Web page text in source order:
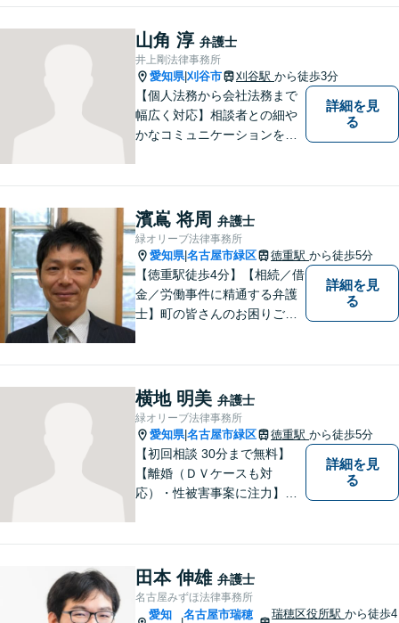
サービスを提供。【駐車場完
備】
山角 淳 弁護士
井上剛法律事務所
愛知県|刈谷市 刈谷駅 から徒歩3分
【個人法務から会社法務まで
幅広く対応】相談者との細や
かなコミュニケーションを大
ら、お早めにご相談くださ
い。【JR在来線「刈谷駅」4
分】【駐車場あり】
詳細を見
る
濱嶌 将周 弁護士
緑オリーブ法律事務所
愛知県|名古屋市緑区 徳重駅 から徒歩5分
【徳重駅徒歩4分】【相続／借
金／労働事件に精通する弁護
士】町の皆さんのお困りごと
バー等の情報問題にも意欲高
く取り組みます。お困りごと
があれば。お気軽にご相談く
ださい。
詳細を見
る
横地 明美 弁護士
緑オリーブ法律事務所
愛知県|名古屋市緑区 徳重駅 から徒歩5分
【初回相談 30分まで無料】
【離婚（ＤＶケースも対
応）・性被害事案に注力】
詳細を見
る
田本 伸雄 弁護士
名古屋みずほ法律事務所
愛知
名古屋市瑞穂
瑞穂区役所駅から徒歩4